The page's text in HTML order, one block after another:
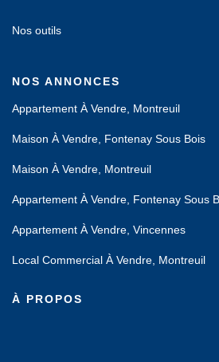
Nos outils
NOS ANNONCES
Appartement À Vendre, Montreuil
Maison À Vendre, Fontenay Sous Bois
Maison À Vendre, Montreuil
Appartement À Vendre, Fontenay Sous
Appartement À Vendre, Vincennes
Local Commercial À Vendre, Montreuil
À PROPOS